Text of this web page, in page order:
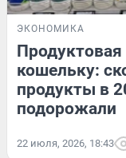
ЭКОНОМИКА
Продуктовая
кошельку:
продукты в
подорожали
22 июля, 2026, 18:43